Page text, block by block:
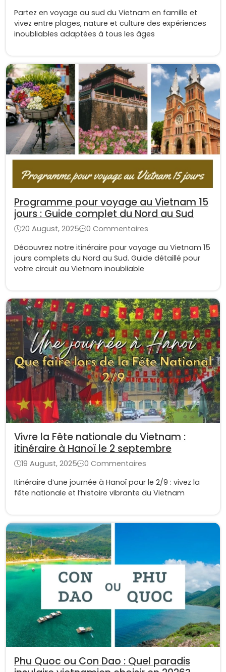
Partez en voyage au sud du Vietnam en famille et
vivez entre plages, nature et culture des expériences
inoubliables adaptées à tous les âges
Programme pour voyage au Vietnam 15
jours : Guide complet du Nord au Sud
20 August, 2025
0 Commentaires
Découvrez notre itinéraire pour voyage au Vietnam 15
jours complets du Nord au Sud. Guide détaillé pour
votre circuit au Vietnam inoubliable
Vivre la Fête nationale du Vietnam :
itinéraire à Hanoï le 2 septembre
19 August, 2025
0 Commentaires
Itinéraire d’une journée à Hanoï pour le 2/9 : vivez la
fête nationale et l’histoire vibrante du Vietnam
Phu Quoc ou Con Dao : Quel paradis